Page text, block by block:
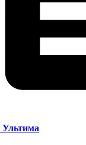
Ультима